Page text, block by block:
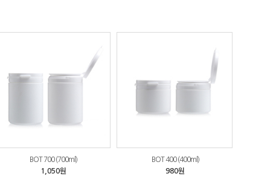
BOT 700 (700ml)
1,050원
BOT 400 (400ml)
980원